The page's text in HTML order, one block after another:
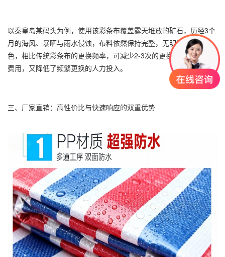
以秦皇岛某码头为例，使用该彩条布覆盖露天堆放的矿石，历经3个
月的海风、暴晒与雨水侵蚀，布料依然保持完整，无明显破损或褪
色，相比传统彩条布的更换频率，可减少2-3次的更换成本，既节省
费用，又降低了频繁更换的人力投入。
三、厂家直销：高性价比与快速响应的双重优势